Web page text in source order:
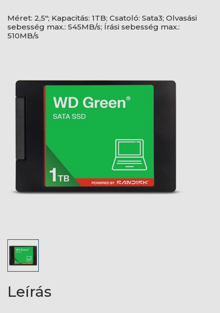
Méret: 2,5"; Kapacitás: 1TB; Csatoló: Sata3; Olvasási
sebesség max.: 545MB/s; Írási sebesség max.:
510MB/s
Leírás